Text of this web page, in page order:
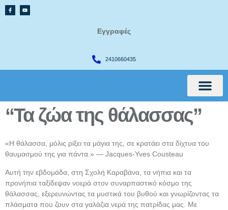
Εγγραφές
2410660435
“Τα ζώα της θάλασσας”
«Η θάλασσα, μόλις ρίξει τα μάγια της, σε κρατάει στα δίχτυα του
θαυμασμού της για πάντα.» — Jacques‑Yves Cousteau
Αυτή την εβδομάδα, στη Σχολή Καραβάνα, τα νήπια και τα
προνήπια ταξίδεψαν νοερά στον συναρπαστικό κόσμο της
θάλασσας, εξερευνώντας τα μυστικά του βυθού και γνωρίζοντας τα
πλάσματα που ζουν στα γαλάζια νερά της πατρίδας μας. Με